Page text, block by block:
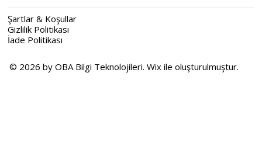
Şartlar & Koşullar
Gizlilik Politikası
İade Politikası
© 2026 by OBA Bilgi Teknolojileri. Wix ile oluşturulmuştur.